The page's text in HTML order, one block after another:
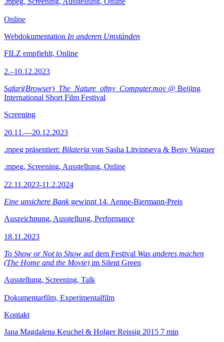
Online
Webdokumentation In anderen Umständen
FILZ empfiehlt, Online
2.–10.12.2023
Safari(Browser)_The_Nature_ofmy_Computer.mov @ Beijing
International Short Film Festival
Screening
20.11.—20.12.2023
.mpeg präsentiert: Bilateria von Sasha Litvintseva & Beny Wagner
.mpeg, Screening, Ausstellung, Online
22.11.2023-11.2.2024
Eine unsichere Bankgewinnt 14. Aenne-Biermann-Preis
Auszeichnung, Ausstellung, Performance
18.11.2023
To Show or Not to Show auf dem Festival Was anderes machen
(The Home and the Movie) im Silent Green
Ausstellung, Screening, Talk
Dokumentarfilm, Experimentalfilm
Kontakt
Jana Magdalena Keuchel & Holger Reissig 2015 7 min